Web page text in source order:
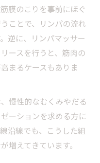
膜のこりを事前にほぐ
ことで、リンパの流れ
逆に、リンパマッサー
ースを行うと、筋肉の
まるケースもありま
慢性的なむくみやだる
ーションを求める方に
沿線でも、こうした組
増えてきています。